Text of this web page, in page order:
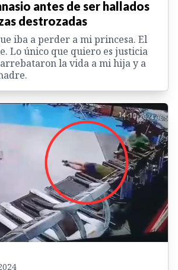
antes de ser hallados
destrozadas
iba a perder a mi princesa. El
Lo único que quiero es justicia
la vida a mi hija y a